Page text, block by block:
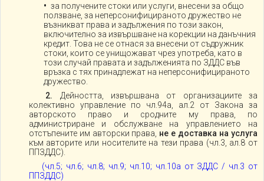
за получените стоки или услуги, внесени за общо
ползване, за неперсонифицираното дружество не
възникват права и задължения по този закон,
включително за извършване на корекции на данъчния
кредит. Това не се отнася за внесени от съдружник
стоки, които се унищожават чрез употреба, като в
този случай правата и задълженията по ЗДДС във
връзка с тях принадлежат на неперсонифицираното
дружество.
2. Дейността, извършвана от организациите за
колективно управление по чл.94а, ал.2 от Закона за
авторското право и сродните му права, по
администриране и обслужване на управлението на
отстъпените им авторски права, не е доставка на услуга
към авторите или носителите на тези права (чл.3, ал.8 от
ППЗДДС).
(чл.5; чл.6; чл.8; чл.9; чл.10; чл.10а от ЗДДС / чл.3 от
ППЗДДС)